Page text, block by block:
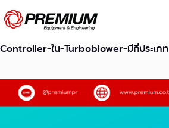
Skip
to
content
Controller-ใน-Turboblower-มีกี่ประเภท